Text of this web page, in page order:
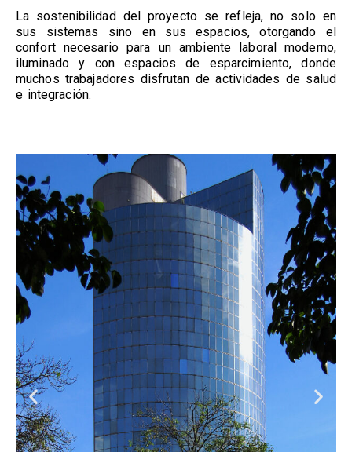
La sostenibilidad del proyecto se refleja, no solo en
sus sistemas sino en sus espacios, otorgando el
confort necesario para un ambiente laboral moderno,
iluminado y con espacios de esparcimiento, donde
muchos trabajadores disfrutan de actividades de salud
e integración.